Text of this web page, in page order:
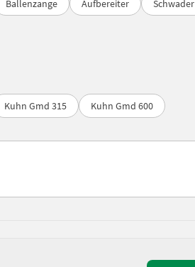
Ballenzange Aufbereiter Schwader
Kuhn Gmd 315 Kuhn Gmd 600